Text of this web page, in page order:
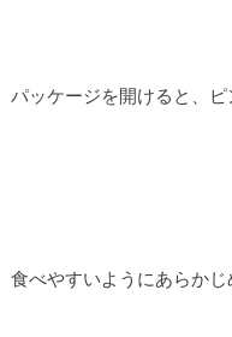
パッケージを開けると、ピ
食べやすいようにあらかじ